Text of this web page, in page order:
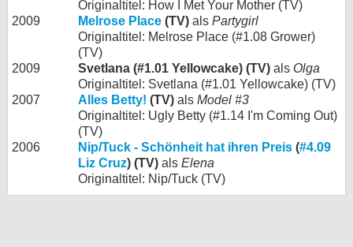
Originaltitel: How I Met Your Mother (TV)
2009
Melrose Place (TV) als Partygirl
Originaltitel: Melrose Place (#1.08 Grower)
(TV)
2009
Svetlana (#1.01 Yellowcake) (TV) als Olga
Originaltitel: Svetlana (#1.01 Yellowcake) (TV)
2007
Alles Betty! (TV) als Model #3
Originaltitel: Ugly Betty (#1.14 I'm Coming Out)
(TV)
2006
Nip/Tuck - Schönheit hat ihren Preis (#4.09
Liz Cruz) (TV) als Elena
Originaltitel: Nip/Tuck (TV)